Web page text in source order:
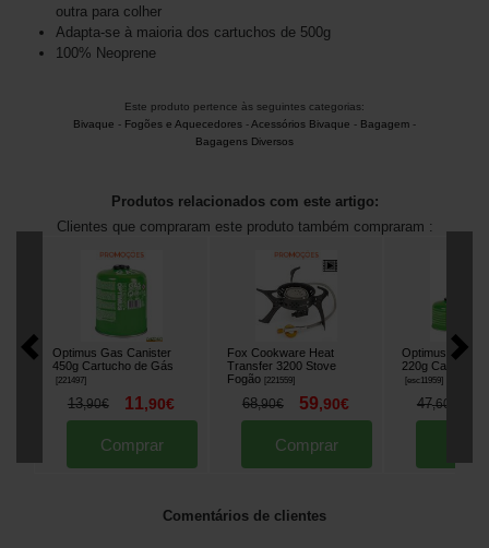
outra para colher
Adapta-se à maioria dos cartuchos de 500g
100% Neoprene
Este produto pertence às seguintes categorias:
Bivaque - Fogões e Aquecedores -Acessórios Bivaque - Bagagem -
Bagagens Diversos
Produtos relacionados com este artigo:
Clientes que compraram este produto também compraram :
Optimus Gas Canister
450g Cartucho de Gás
[221497]
13,90€ 11,90€
Comprar
Fox Cookware Heat
Transfer 3200 Stove
Fogão [221559]
68,90€ 59,90€
Comprar
Optimus Gas
220g Cartucho
[esc11959]
47,60
Comentários de clientes